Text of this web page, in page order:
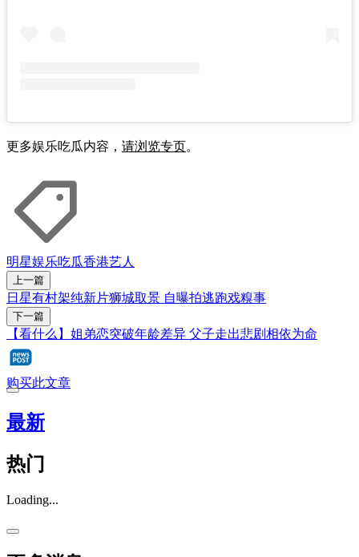
更多娱乐吃瓜内容， 请浏览专页。
明星娱乐吃瓜香港艺人
上一篇
日星有村架纯新片狮城取景 自曝拍逃跑戏糗事
下一篇
【看什么】姐弟恋突破年龄差异 父子走出悲剧相依为命
购买此文章
最新
热门
Loading...